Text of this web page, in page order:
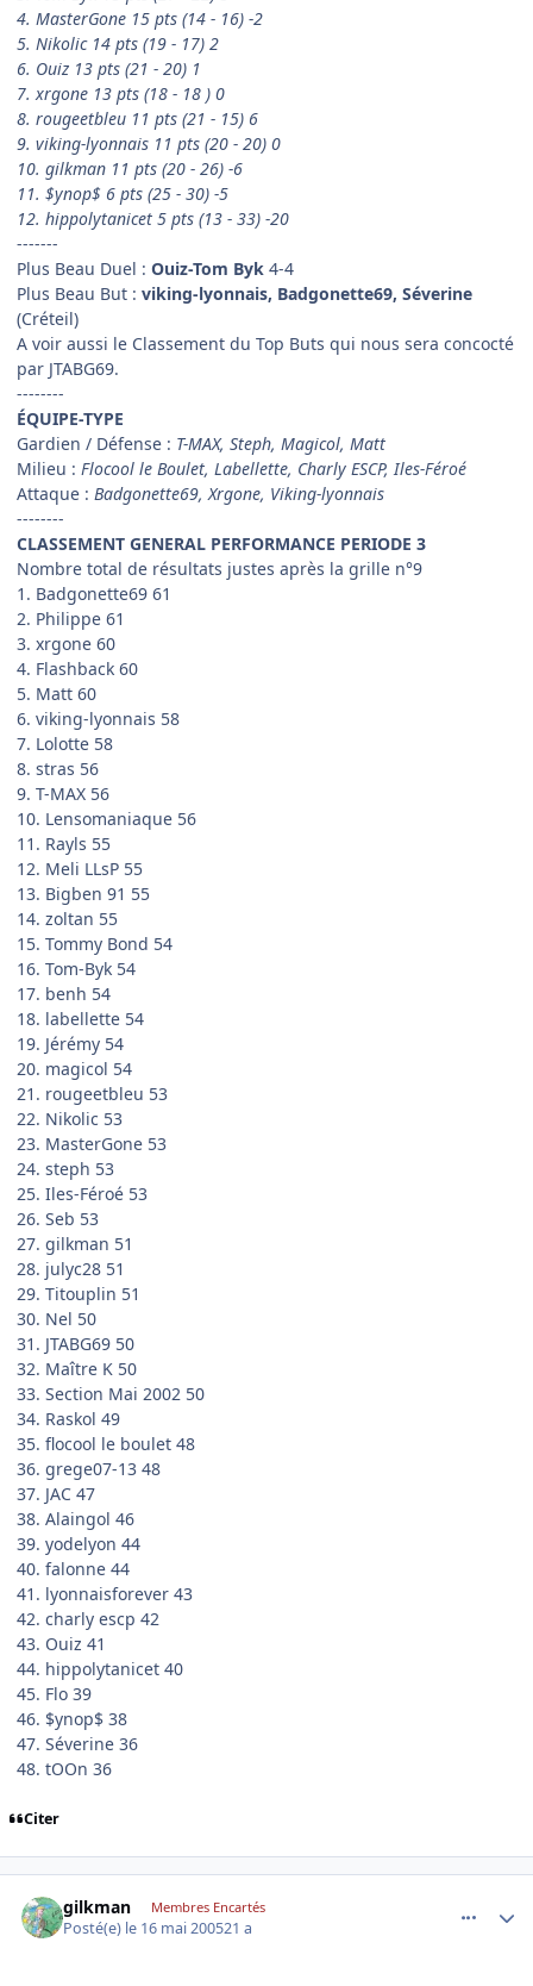
4. MasterGone 15 pts (14 - 16) -2
5. Nikolic 14 pts (19 - 17) 2
6. Ouiz 13 pts (21 - 20) 1
7. xrgone 13 pts (18 - 18 ) 0
8. rougeetbleu 11 pts (21 - 15) 6
9. viking-lyonnais 11 pts (20 - 20) 0
10. gilkman 11 pts (20 - 26) -6
11. $ynop$ 6 pts (25 - 30) -5
12. hippolytanicet 5 pts (13 - 33) -20
-------
Plus Beau Duel : Ouiz-Tom Byk 4-4
Plus Beau But : viking-lyonnais, Badgonette69, Séverine
(Créteil)
A voir aussi le Classement du Top Buts qui nous sera concocté
par JTABG69.
--------
ÉQUIPE-TYPE
Gardien / Défense : T-MAX, Steph, Magicol, Matt
Milieu : Flocool le Boulet, Labellette, Charly ESCP, Iles-Féroé
Attaque : Badgonette69, Xrgone, Viking-lyonnais
--------
CLASSEMENT GENERAL PERFORMANCE PERIODE 3
Nombre total de résultats justes après la grille n°9
1. Badgonette69 61
2. Philippe 61
3. xrgone 60
4. Flashback 60
5. Matt 60
6. viking-lyonnais 58
7. Lolotte 58
8. stras 56
9. T-MAX 56
10. Lensomaniaque 56
11. Rayls 55
12. Meli LLsP 55
13. Bigben 91 55
14. zoltan 55
15. Tommy Bond 54
16. Tom-Byk 54
17. benh 54
18. labellette 54
19. Jérémy 54
20. magicol 54
21. rougeetbleu 53
22. Nikolic 53
23. MasterGone 53
24. steph 53
25. Iles-Féroé 53
26. Seb 53
27. gilkman 51
28. julyc28 51
29. Titouplin 51
30. Nel 50
31. JTABG69 50
32. Maître K 50
33. Section Mai 2002 50
34. Raskol 49
35. flocool le boulet 48
36. grege07-13 48
37. JAC 47
38. Alaingol 46
39. yodelyon 44
40. falonne 44
41. lyonnaisforever 43
42. charly escp 42
43. Ouiz 41
44. hippolytanicet 40
45. Flo 39
46. $ynop$ 38
47. Séverine 36
48. tOOn 36
Citer
gilkman Membres Encartés
Posté(e) le 16 mai 200521 a